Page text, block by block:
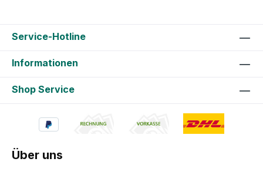
Service-Hotline
Informationen
Shop Service
Über uns